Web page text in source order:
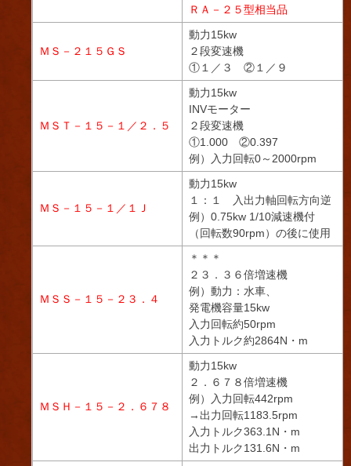
ＲＡ－２５型相当品
ＭＳ－２１５ＧＳ
動力15kw
２段変速機
①１／３ ②１／９
ＭＳＴ－１５－１／２．５
動力15kw
INVモーター
２段変速機
①1.000 ②0.397
例）入力回転0～2000rpm
ＭＳ－１５－１／１Ｊ
動力15kw
１：１ 入出力軸回転方向逆
例）0.75kw 1/10減速機付
（回転数90rpm）の後に使用
ＭＳＳ－１５－２３．４
＊＊＊
２３．３６倍増速機
例）動力：水車、
発電機容量15kw
入力回転約50rpm
入力トルク約2864N・m
ＭＳＨ－１５－２．６７８
動力15kw
２．６７８倍増速機
例）入力回転442rpm
→出力回転1183.5rpm
入力トルク363.1N・m
出力トルク131.6N・m